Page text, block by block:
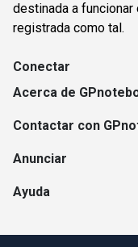
destinada a
registrada como tal.
Conectar
Acerca de
Contactar con
Anunciar
Ayuda